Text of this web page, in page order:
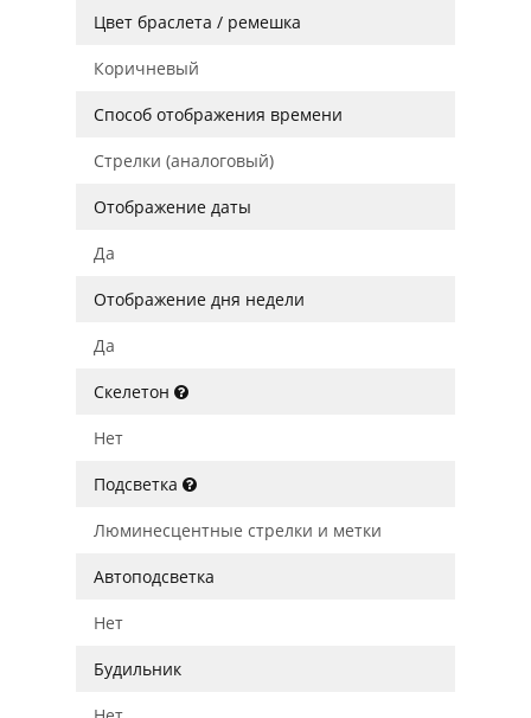
Цвет браслета / ремешка
Коричневый
Способ отображения времени
Стрелки (аналоговый)
Отображение даты
Да
Отображение дня недели
Да
Скелетон
Нет
Подсветка
Люминесцентные стрелки и метки
Автоподсветка
Нет
Будильник